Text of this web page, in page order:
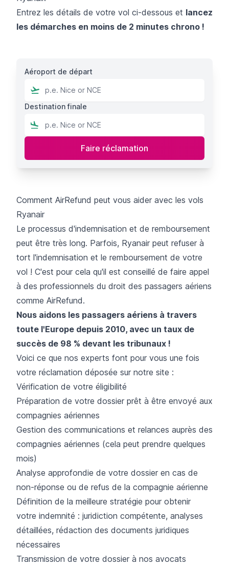
Entrez les détails de votre vol ci-dessous et lancez
les démarches en moins de 2 minutes chrono !
Aéroport de départ
Destination finale
Comment AirRefund peut vous aider avec les vols
Ryanair
Le processus d'indemnisation et de remboursement
peut être très long. Parfois, Ryanair peut refuser à
tort l'indemnisation et le remboursement de votre
vol ! C'est pour cela qu'il est conseillé de faire appel
à des professionnels du droit des passagers aériens
comme AirRefund.
Nous aidons les passagers aériens à travers
toute l'Europe depuis 2010, avec un taux de
succès de 98 % devant les tribunaux !
Voici ce que nos experts font pour vous une fois
votre réclamation déposée sur notre site :
Vérification de votre éligibilité
Préparation de votre dossier prêt à être envoyé aux
compagnies aériennes
Gestion des communications et relances auprès des
compagnies aériennes (cela peut prendre quelques
mois)
Analyse approfondie de votre dossier en cas de
non-réponse ou de refus de la compagnie aérienne
Définition de la meilleure stratégie pour obtenir
votre indemnité : juridiction compétente, analyses
détaillées, rédaction des documents juridiques
nécessaires
Transmission de votre dossier à nos avocats